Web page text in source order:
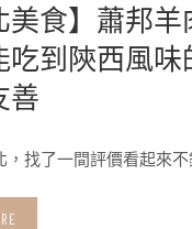
美食】蕭邦
吃到陝西風味
善
，找了一間評價看起來